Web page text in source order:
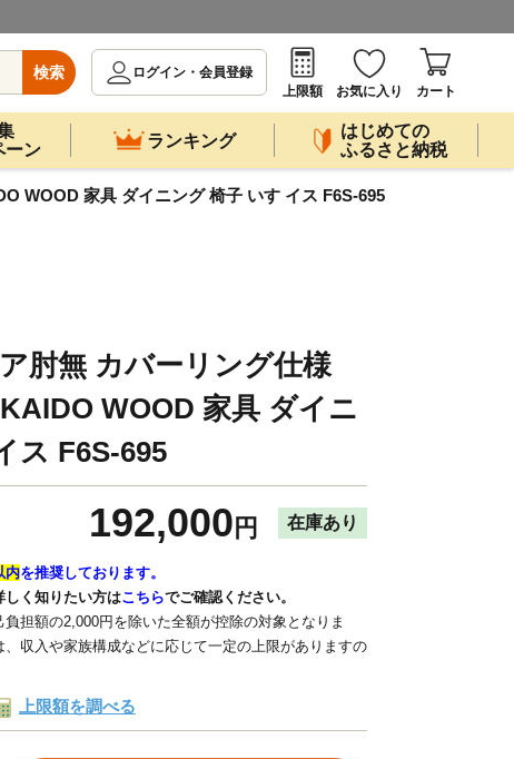
検索
ログイン・会員登録
上限額
お気に入り カート
ーン
ランキング
はじめての
ふるさと納税
WOOD 家具 ダイニング 椅子 いす イス F6S-695
肘無 カバーリング仕様
WOOD 家具 ダイニ
ス F6S-695
192,000 円 在庫あり
内を推奨しております。
しく知りたい方はこちらでご確認ください。
担額の2,000円を除いた全額が控除の対象となりま
収入や家族構成などに応じて一定の上限がありますの
上限額を調べる